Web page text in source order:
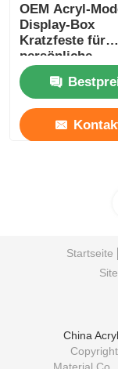
OEM Acryl-
Display-Box
Kratzfeste für
persönliche
Sammlung
Startseite
China